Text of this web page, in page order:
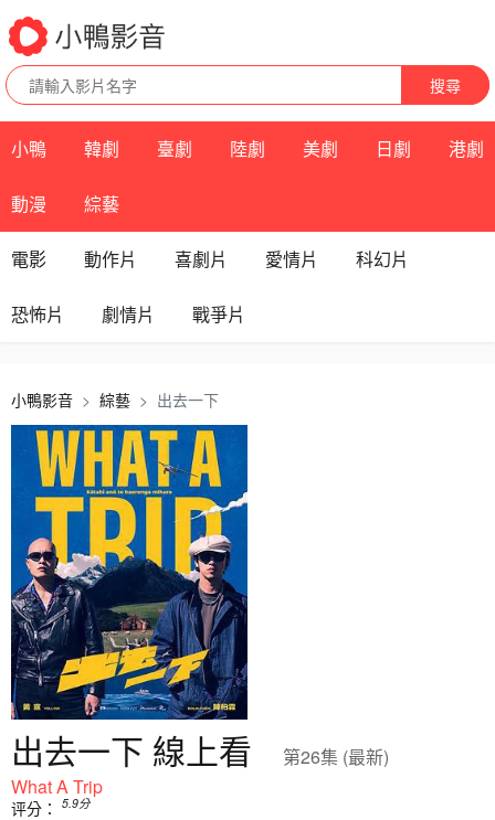
搜尋
小鴨 韓劇 臺劇 陸劇 美劇 日劇 港劇
動漫 綜藝
電影 動作片 喜劇片 愛情片 科幻片
恐怖片 劇情片 戰爭片
小鴨影音 綜藝 出去一下
出去一下 線上看
第26集 (最新)
What A Trip
评分： 5.9分